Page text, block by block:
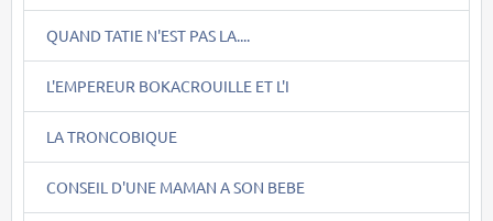
QUAND TATIE N'EST PAS LA....
L'EMPEREUR BOKACROUILLE ET L'I
LA TRONCOBIQUE
CONSEIL D'UNE MAMAN A SON BEBE